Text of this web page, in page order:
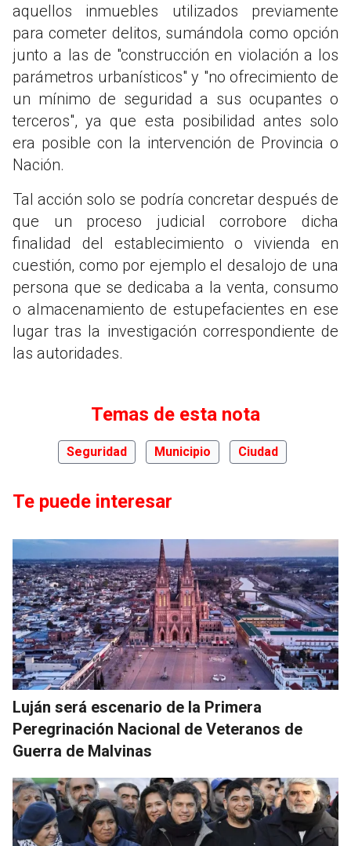
aquellos inmuebles utilizados previamente
para cometer delitos, sumándola como opción
junto a las de "construcción en violación a los
parámetros urbanísticos" y "no ofrecimiento de
un mínimo de seguridad a sus ocupantes o
terceros", ya que esta posibilidad antes solo
era posible con la intervención de Provincia o
Nación.
Tal acción solo se podría concretar después de
que un proceso judicial corrobore dicha
finalidad del establecimiento o vivienda en
cuestión, como por ejemplo el desalojo de una
persona que se dedicaba a la venta, consumo
o almacenamiento de estupefacientes en ese
lugar tras la investigación correspondiente de
las autoridades.
Temas de esta nota
Seguridad Municipio Ciudad
Te puede interesar
Luján será escenario de la Primera
Peregrinación Nacional de Veteranos de
Guerra de Malvinas